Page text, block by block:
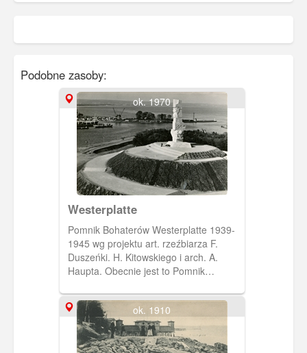
Podobne zasoby:
ok. 1970
Westerplatte
Pomnik Bohaterów Westerplatte 1939-
1945 wg projektu art. rzeźbiarza F.
Duszeńki. H. Kitowskiego i arch. A.
Haupta. Obecnie jest to Pomnik
ok. 1910